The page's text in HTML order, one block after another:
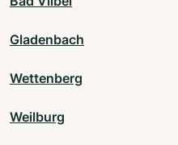
Gladenbach
Wettenberg
Weilburg